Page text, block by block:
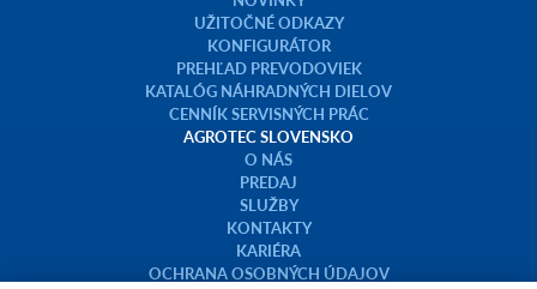
NOVINKY
UŽITOČNÉ ODKAZY
KONFIGURÁTOR
PREHĽAD PREVODOVIEK
KATALÓG NÁHRADNÝCH DIELOV
CENNÍK SERVISNÝCH PRÁC
AGROTEC SLOVENSKO
O NÁS
PREDAJ
SLUŽBY
KONTAKTY
KARIÉRA